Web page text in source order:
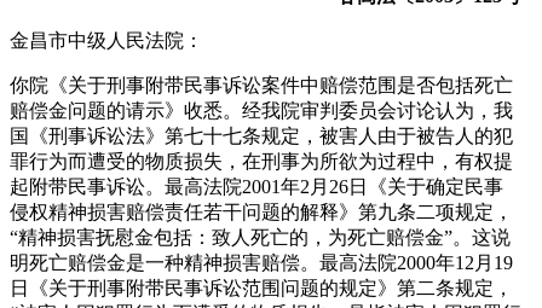
金昌市中级人民法院：
你院《关于刑事附带民事诉讼案件中赔偿范围是否包括死亡
赔偿金问题的请示》收悉。经我院审判委员会讨论认为，我
国《刑事诉讼法》第七十七条规定，被害人由于被告人的犯
罪行为而遭受的物质损失，在刑事为所欲为过程中，有权提
起附带民事诉讼。最高法院2001年2月26日《关于确定民事
侵权精神损害赔偿责任若干问题的解释》第九条二项规定，
“精神损害抚慰金包括：致人死亡的，为死亡赔偿金”。这说
明死亡赔偿金是一种精神损害赔偿。最高法院2000年12月19
日《关于刑事附带民事诉讼范围问题的规定》第二条规定，